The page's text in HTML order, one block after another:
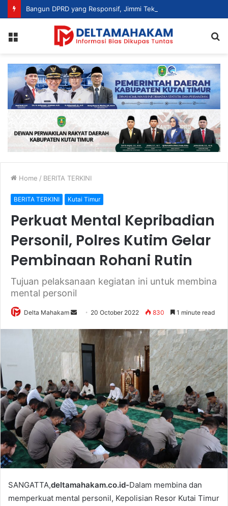
Home / BERITA TERKINI
BERITA TERKINI Kutai Timur
Perkuat Mental Kepribadian
Personil, Polres Kutim Gelar
Pembinaan Rohani Rutin
Tujuan pelaksanaan kegiatan ini untuk membina
mental personil
Delta Mahakam
n
d
a
n
e
m
a
i
l
20 October 2022 830 1 minute read
SANGATTA,deltamahakam.co.id-Dalam membina dan
memperkuat mental personil, Kepolisian Resor Kutai Timur